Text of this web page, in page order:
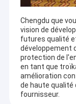
Chengdu que
vision de
futures qualité
développement
protection de
en tant que
amélioration
de haute qualité
fournisseur.